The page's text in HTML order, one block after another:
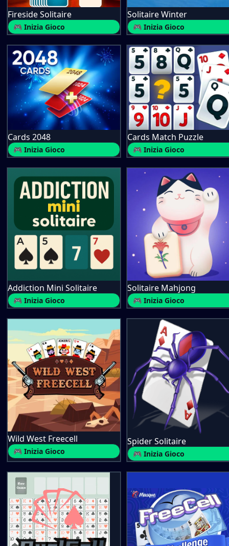
Fireside Solitaire
🎮 Inizia Gioco
Solitaire Winter
🎮 Inizia Gioco
Cards 2048
🎮 Inizia Gioco
Cards Match Puzzle
🎮 Inizia Gioco
Addiction Mini Solitaire
🎮 Inizia Gioco
Solitaire Mahjong
🎮 Inizia Gioco
Wild West Freecell
🎮 Inizia Gioco
Spider Solitaire
🎮 Inizia Gioco